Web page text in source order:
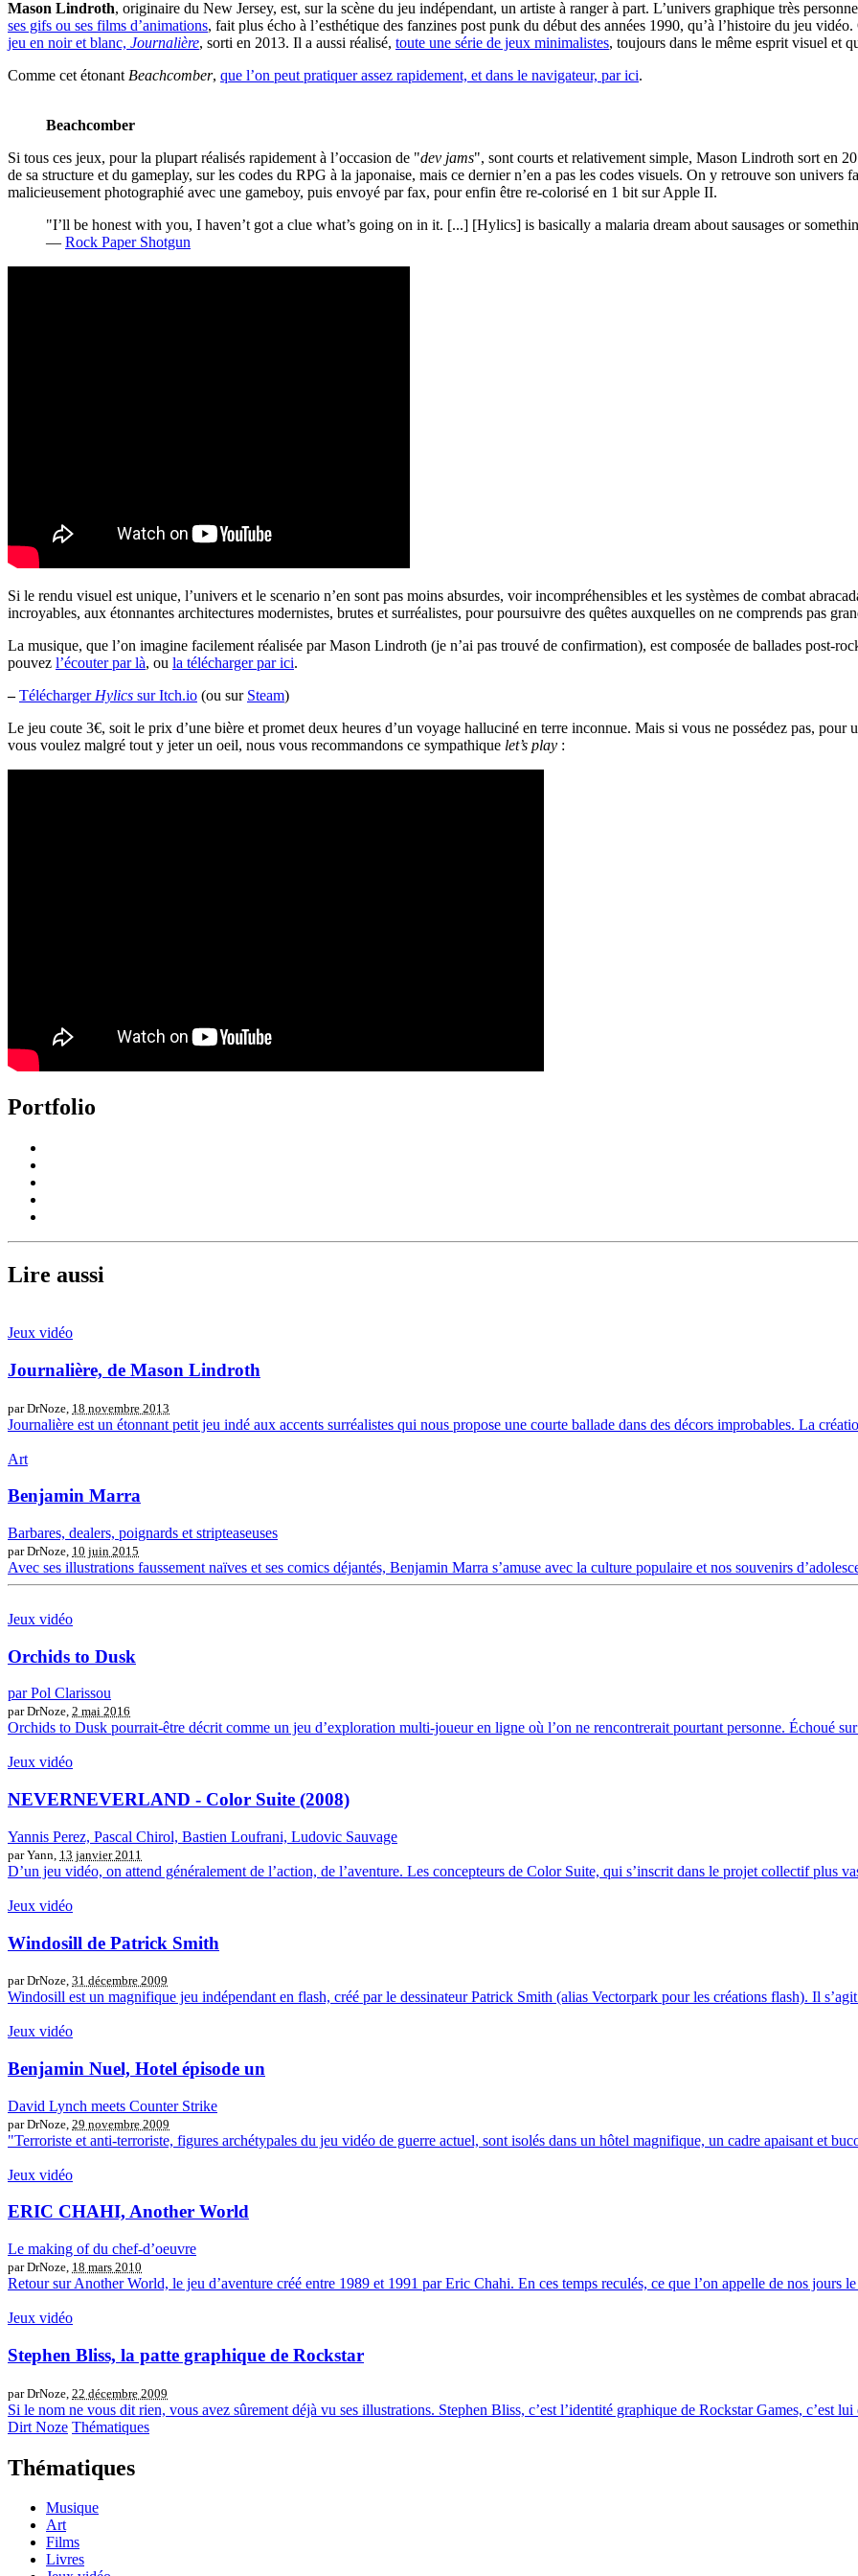
Mason Lindroth, originaire du New Jersey, est, sur la scène du jeu indépendant, un artiste à ranger à part. L’univers graphique très
ses gifs ou ses films d’animations, fait plus écho à l’esthétique des fanzines post punk du début des années 1990, qu’à l’histoire du jeu
jeu en noir et blanc, Journalière, sorti en 2013. Il a aussi réalisé, toute une série de jeux minimalistes, toujours dans le même esprit visuel et
Comme cet étonantBeachcomber, que l’on peut pratiquer assez rapidement, et dans le navigateur, par ici.
Beachcomber
Si tous ces jeux, pour la plupart réalisés rapidement à l’occasion de "dev jams", sont courts et relativement simple, Mason Lindroth sort en
de sa structure et du gameplay, sur les codes du RPG à la japonaise, mais ce dernier n’en a pas les codes visuels. On y retrouve son univers
malicieusement photographié avec une gameboy, puis envoyé par fax, pour enfin être re-colorisé en 1 bit sur Apple II.
"I’ll be honest with you, I haven’t got a clue what’s going on in it. [...] [Hylics] is basically a malaria dream about sausages or
— Rock Paper Shotgun
Si le rendu visuel est unique, l’univers et le scenario n’en sont pas moins absurdes, voir incompréhensibles et les systèmes de combat
incroyables, aux étonnantes architectures modernistes, brutes et surréalistes, pour poursuivre des quêtes auxquelles on ne comprends pas
La musique, que l’on imagine facilement réalisée par Mason Lindroth (je n’ai pas trouvé de confirmation), est composée de ballades post-
pouvez l’écouter par là, ou la télécharger par ici.
– TéléchargerHylics sur Itch.io (ou sur Steam)
Le jeu coute 3€, soit le prix d’une bière et promet deux heures d’un voyage halluciné en terre inconnue. Mais si vous ne possédez pas,
vous voulez malgré tout y jeter un oeil, nous vous recommandons ce sympathique let’s play :
Portfolio
Lire aussi
Jeux vidéo
Journalière, de Mason Lindroth
par DrNoze, 18 novembre 2013
Journalière est un étonnant petit jeu indé aux accents surréalistes qui nous propose une courte ballade dans des décors improbables. La
Art
Benjamin Marra
Barbares, dealers, poignards et stripteaseuses
par DrNoze, 10 juin 2015
Avec ses illustrations faussement naïves et ses comics déjantés, Benjamin Marra s’amuse avec la culture populaire et nos souvenirs
Jeux vidéo
Orchids to Dusk
par Pol Clarissou
par DrNoze, 2 mai 2016
Orchids to Dusk pourrait-être décrit comme un jeu d’exploration multi-joueur en ligne où l’on ne rencontrerait pourtant personne. Échoué
Jeux vidéo
NEVERNEVERLAND - Color Suite (2008)
Yannis Perez, Pascal Chirol, Bastien Loufrani, Ludovic Sauvage
par Yann, 13 janvier 2011
D’un jeu vidéo, on attend généralement de l’action, de l’aventure. Les concepteurs de Color Suite, qui s’inscrit dans le projet collectif plus
Jeux vidéo
Windosill de Patrick Smith
par DrNoze, 31 décembre 2009
Windosill est un magnifique jeu indépendant en flash, créé par le dessinateur Patrick Smith (alias Vectorpark pour les créations flash). Il s’agit
Jeux vidéo
Benjamin Nuel, Hotel épisode un
David Lynch meets Counter Strike
par DrNoze, 29 novembre 2009
"Terroriste et anti-terroriste, figures archétypales du jeu vidéo de guerre actuel, sont isolés dans un hôtel magnifique, un cadre apaisant et
Jeux vidéo
ERIC CHAHI, Another World
Le making of du chef-d’oeuvre
par DrNoze, 18 mars 2010
Retour sur Another World, le jeu d’aventure créé entre 1989 et 1991 par Eric Chahi. En ces temps reculés, ce que l’on appelle de nos jours
Jeux vidéo
Stephen Bliss, la patte graphique de Rockstar
par DrNoze, 22 décembre 2009
Si le nom ne vous dit rien, vous avez sûrement déjà vu ses illustrations. Stephen Bliss, c’est l’identité graphique de Rockstar Games, c’est lui
Dirt Noze Thématiques
Thématiques
Musique
Art
Films
Livres